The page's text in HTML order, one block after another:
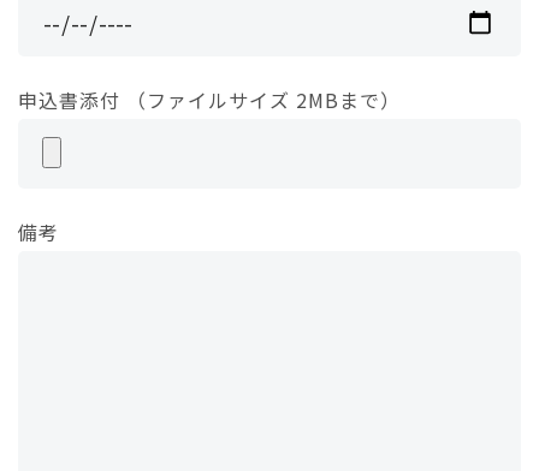
申込書添付 （ファイルサイズ 2MBまで）
備考